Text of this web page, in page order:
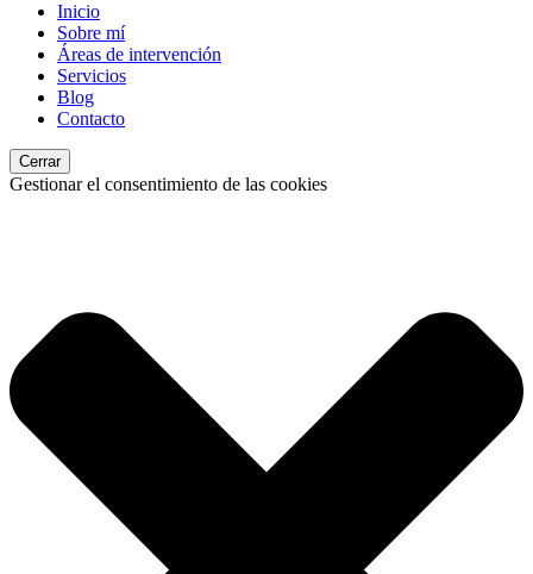
Inicio
Sobre mí
Áreas de intervención
Servicios
Blog
Contacto
Cerrar
Gestionar el consentimiento de las cookies